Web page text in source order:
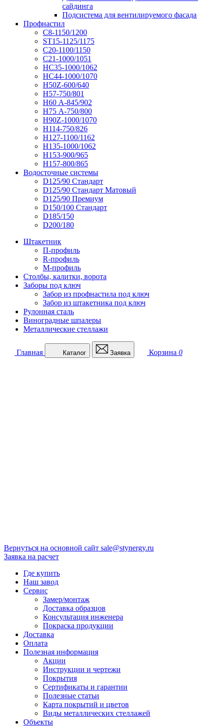
сайдинга
Подсистема для вентилируемого фасада
Профнастил
С8-1150/1200
ST15-1125/1175
С20-1100/1150
С21-1000/1051
НС35-1000/1062
НС44-1000/1070
Н50Z-600/640
Н57-750/801
Н60 А-845/902
Н75 А-750/800
Н90Z-1000/1070
Н114-750/826
Н127-1100/1162
Н135-1000/1062
Н153-900/965
Н157-800/865
Водосточные системы
D125/90 Стандарт
D125/90 Стандарт Матовый
D125/90 Премиум
D150/100 Стандарт
D185/150
D200/180
Штакетник
П-профиль
R-профиль
М-профиль
Столбы, калитки, ворота
Заборы под ключ
Забор из профнастила под ключ
Забор из штакетника под ключ
Рулонная сталь
Виноградные шпалеры
Металлические стеллажи
Главная Каталог Заявка Корзина 0
Вернуться на основной сайт sale@stynergy.ru
Заявка на расчет
Где купить
Наш завод
Сервис
Замер/монтаж
Доставка образцов
Консультация инженера
Покраска продукции
Доставка
Оплата
Полезная информация
Акции
Инструкции и чертежи
Покрытия
Сертификаты и гарантии
Полезные статьи
Карта покрытий и цветов
Виды металлических стеллажей
Объекты